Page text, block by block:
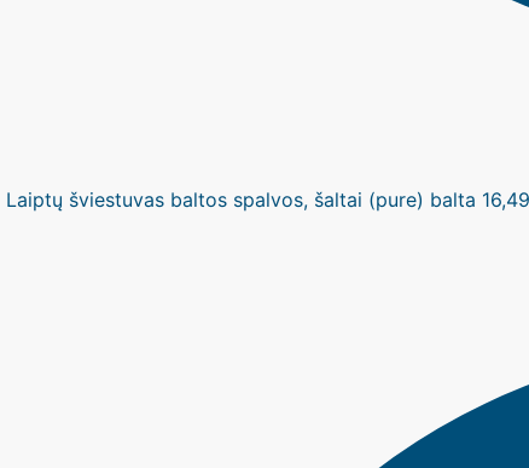
Laiptų šviestuvas baltos spalvos, šaltai (pure) balta 16,49